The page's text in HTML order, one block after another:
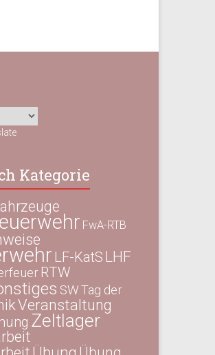
Kategorie
FwA-RTB
LF-KatS LHF
RTW
SWTag der
Veranstaltung
Zeltlager